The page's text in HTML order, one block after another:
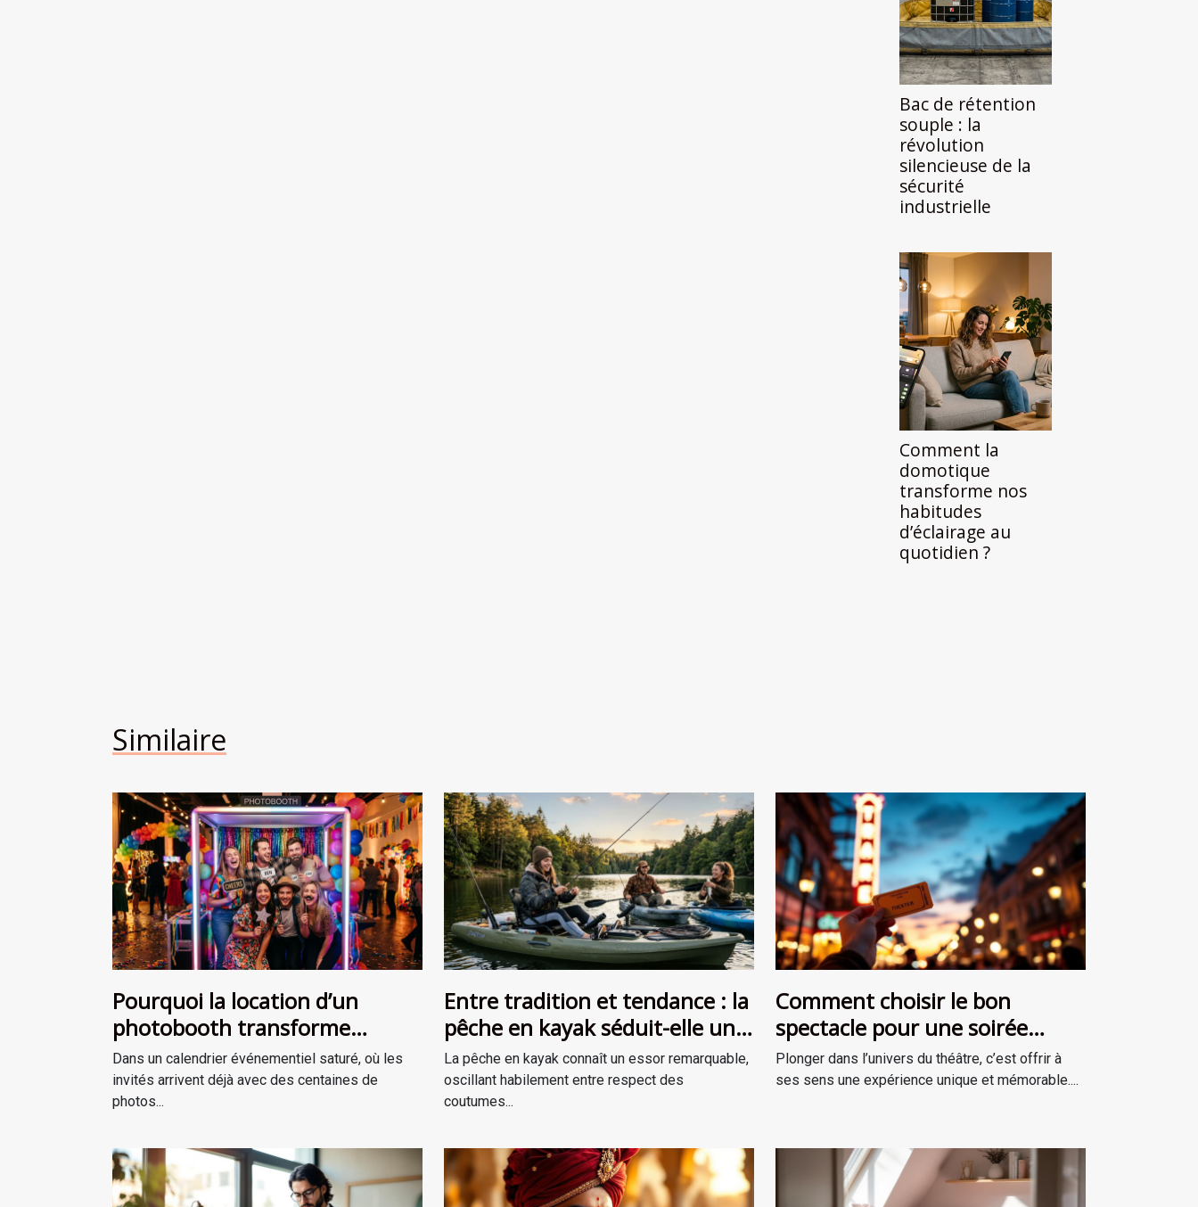
Bac de rétention
souple : la
révolution
silencieuse de la
sécurité
industrielle
Comment la
domotique
transforme nos
habitudes
d’éclairage au
quotidien ?
Similaire
Pourquoi la location d’un
photobooth transforme
l’ambiance de votre événement
Dans un calendrier événementiel saturé, où les
invités arrivent déjà avec des centaines de
photos...
Entre tradition et tendance : la
pêche en kayak séduit-elle une
nouvelle génération ?
La pêche en kayak connaît un essor remarquable,
oscillant habilement entre respect des
coutumes...
Comment choisir le bon
spectacle pour une soirée
théâtrale inoubliable ?
Plonger dans l’univers du théâtre, c’est offrir à
ses sens une expérience unique et mémorable....